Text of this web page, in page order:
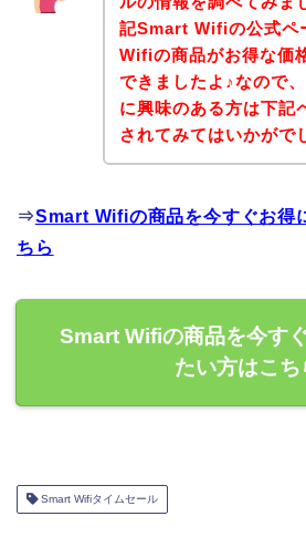
記Smart Wifiの公式ペ
Wifiの商品がお得な価
できましたよ♪なので
に興味のある方は下記
されてみてはいかがで
⇒Smart Wifiの商品を今すぐお得
ちら
Smart Wifiの商品を今す
たい方はこち
Smart Wifiタイムセール